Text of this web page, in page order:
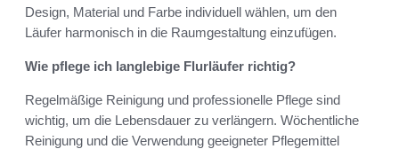
Design, Material und Farbe individuell wählen, um den
Läufer harmonisch in die Raumgestaltung einzufügen.
Wie pflege ich langlebige Flurläufer richtig?
Regelmäßige Reinigung und professionelle Pflege sind
wichtig, um die Lebensdauer zu verlängern. Wöchentliche
Reinigung und die Verwendung geeigneter Pflegemittel